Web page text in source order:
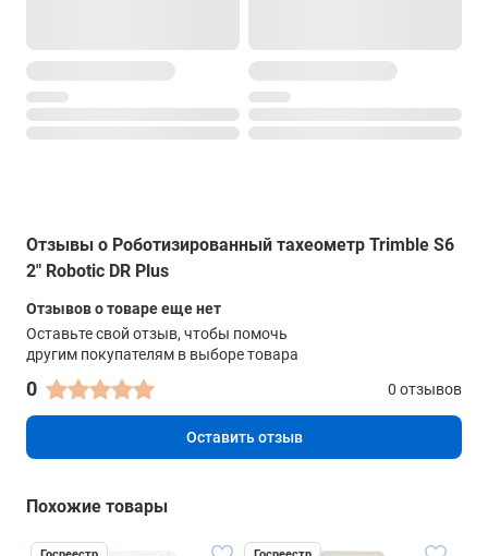
Отзывы о Роботизированный тахеометр Trimble S6
2" Robotic DR Plus
Отзывов о товаре еще нет
Оставьте свой отзыв, чтобы помочь
другим покупателям в выборе товара
0 0 отзывов
Оставить отзыв
Похожие товары